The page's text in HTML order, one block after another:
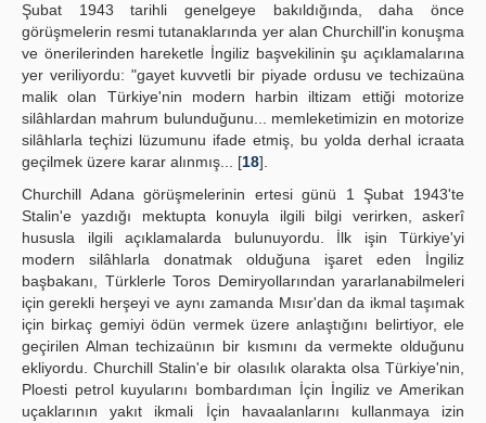
Şubat 1943 tarihli genelgeye bakıldığında, daha önce
görüşmelerin resmi tutanaklarında yer alan Churchill'in konuşma
ve önerilerinden hareketle İngiliz başvekilinin şu açıklamalarına
yer veriliyordu: "gayet kuvvetli bir piyade ordusu ve techizaüna
malik olan Türkiye'nin modern harbin iltizam ettiği motorize
silâhlardan mahrum bulunduğunu... memleketimizin en motorize
silâhlarla teçhizi lüzumunu ifade etmiş, bu yolda derhal icraata
geçilmek üzere karar alınmış... [18].
Churchill Adana görüşmelerinin ertesi günü 1 Şubat 1943'te
Stalin'e yazdığı mektupta konuyla ilgili bilgi verirken, askerî
hususla ilgili açıklamalarda bulunuyordu. İlk işin Türkiye'yi
modern silâhlarla donatmak olduğuna işaret eden İngiliz
başbakanı, Türklerle Toros Demiryollarından yararlanabilmeleri
için gerekli herşeyi ve aynı zamanda Mısır'dan da ikmal taşımak
için birkaç gemiyi ödün vermek üzere anlaştığını belirtiyor, ele
geçirilen Alman techizaünın bir kısmını da vermekte olduğunu
ekliyordu. Churchill Stalin'e bir olasılık olarakta olsa Türkiye'nin,
Ploesti petrol kuyularını bombardıman İçin İngiliz ve Amerikan
uçaklarının yakıt ikmali İçin havaalanlarını kullanmaya izin